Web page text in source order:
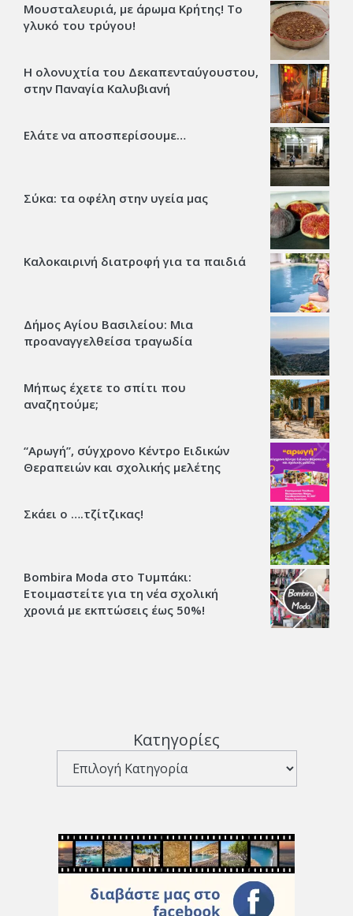
Μουσταλευριά, με άρωμα Κρήτης! Το
γλυκό του τρύγου!
Η ολονυχτία του Δεκαπενταύγουστου,
στην Παναγία Καλυβιανή
Ελάτε να αποσπερίσουμε…
Σύκα: τα οφέλη στην υγεία μας
Καλοκαιρινή διατροφή για τα παιδιά
Δήμος Αγίου Βασιλείου: Μια
προαναγγελθείσα τραγωδία
Μήπως έχετε το σπίτι που
αναζητούμε;
“Αρωγή”, σύγχρονο Κέντρο Ειδικών
Θεραπειών και σχολικής μελέτης
Σκάει ο ….τζίτζικας!
Bombira Moda στο Τυμπάκι:
Ετοιμαστείτε για τη νέα σχολική
χρονιά με εκπτώσεις έως 50%!
Κατηγορίες